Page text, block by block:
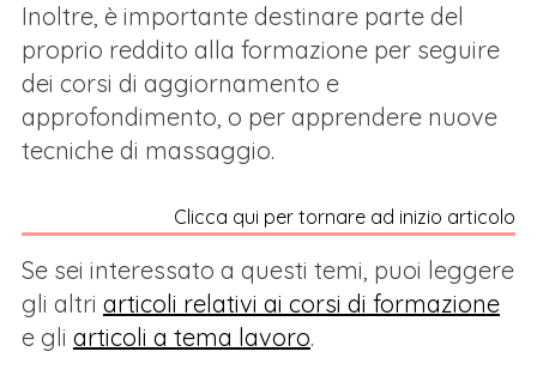
Inoltre, è importante destinare parte del
proprio reddito alla formazione per seguire
dei corsi di aggiornamento e
approfondimento, o per apprendere nuove
tecniche di massaggio.
Clicca qui per tornare ad inizio articolo
Se sei interessato a questi temi, puoi leggere
gli altri articoli relativi ai corsi di formazione
e gli articoli a tema lavoro.